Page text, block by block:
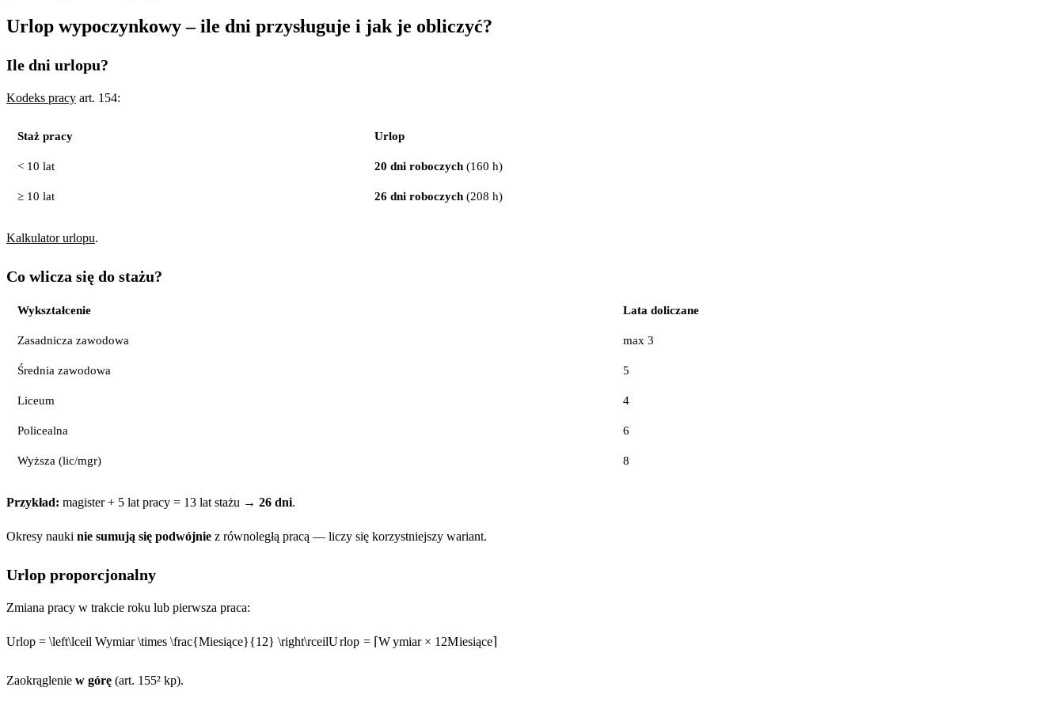
Urlop wypoczynkowy – ile dni przysługuje i jak je obliczyć?
Ile dni urlopu?
Kodeks pracy art. 154:
Staż pracy Urlop
< 10 lat 20 dni roboczych(160 h)
≥ 10 lat 26 dni roboczych(208 h)
Kalkulator urlopu.
Co wlicza się do stażu?
Wykształcenie Lata doliczane
Zasadnicza zawodowa max 3
Średnia zawodowa 5
Liceum 4
Policealna 6
Wyższa (lic/mgr) 8
Przykład: magister + 5 lat pracy = 13 lat stażu → 26 dni.
Okresy nauki nie sumują się podwójnie z równoległą pracą — liczy się korzystniejszy wariant.
Urlop proporcjonalny
Zmiana pracy w trakcie roku lub pierwsza praca:
Urlop = \left\lceil Wymiar \times \frac{Miesiące}{12} \right\rceilUrlop = ⌈Wymiar × 12Miesiące⌉
Zaokrąglenie w górę (art. 155² kp).